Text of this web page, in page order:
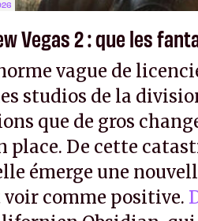
Vegas 2 : que les
vague de
studios de la
que de gros
place. De cette
émerge une
comme positive.